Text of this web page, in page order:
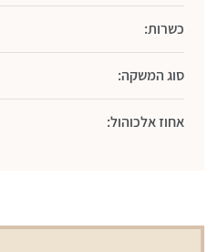
כשרות:
סוג המשקה:
אחוז אלכוהול: